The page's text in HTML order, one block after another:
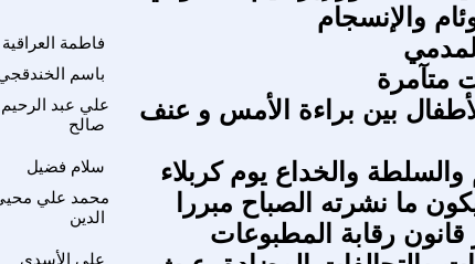
والإنسجام
فاطمة العراقية
باسم متآمرة
علي عبد الرحيم
صالح
بين براءة الأمس و عنف
سلام فضيل والسلطة والخداع يوم كربلاء
محمد علي
الدين
ما نشرته الصباح مبررا
قانون رقابة المطبوعات
علي الأسدي